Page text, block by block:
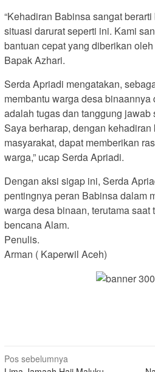
“Kehadiran Babinsa sangat
situasi darurat seperti ini. Kami
bantuan cepat yang diberikan
Bapak Azhari.
Serda Apriadi mengatakan,
membantu warga desa binaannya
adalah tugas dan tanggung
Saya berharap, dengan kehadiran
masyarakat, dapat memberikan
warga,” ucap Serda Apriadi.
Dengan aksi sigap ini, Serda
pentingnya peran Babinsa dalam
warga desa binaan, terutama saat
bencana Alam.
Penulis.
Arman ( Kaperwil Aceh)
Navigasi
Pos sebelumnya